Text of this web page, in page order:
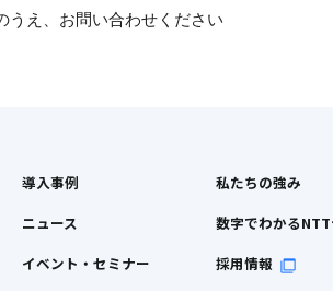
うえ、お問い合わせください
導入事例
ニュース
イベント・セミナー
私たちの強み
数字でわかる
採用情報